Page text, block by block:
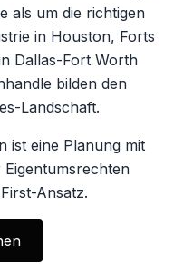
als um die richtigen
in Houston, Forts
Dallas-Fort Worth
bilden den
Landschaft.
ist eine Planung mit
Ansatz.